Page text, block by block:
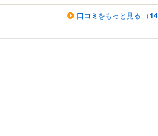
口コミ をもっと見る （14